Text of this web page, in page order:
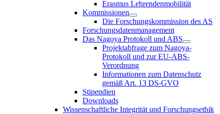
Erasmus Lehrendenmobilität
Kommissionen
Die Forschungskommission des AS
Forschungsdatenmanagement
Das Nagoya Protokoll und ABS
Projektabfrage zum Nagoya-
Protokoll und zur EU-ABS-
Verordnung
Informationen zum Datenschutz
gemäß Art. 13 DS-GVO
Stipendien
Downloads
Wissenschaftliche Integrität und Forschungsethik